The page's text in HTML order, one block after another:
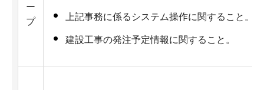
ー
プ
上記事務に係るシステム操作に関すること。
建設工事の発注予定情報に関すること。